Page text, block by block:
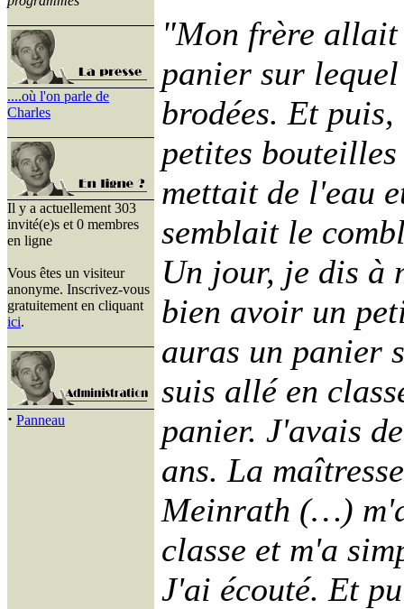
....où l'on parle de
Charles
Il y a actuellement 303
invité(e)s et 0 membres
en ligne
Vous êtes un visiteur
anonyme. Inscrivez-vous
gratuitement en cliquant
ici.
· Panneau
"Mon frère allait
panier sur
brodées. Et
petites
mettait de l'eau
semblait le
Un jour, je dis à
bien avoir un
auras un panier
suis allé en
panier. J'avais
ans. La
Meinrath (…)
classe et m'a
J'ai écouté. Et